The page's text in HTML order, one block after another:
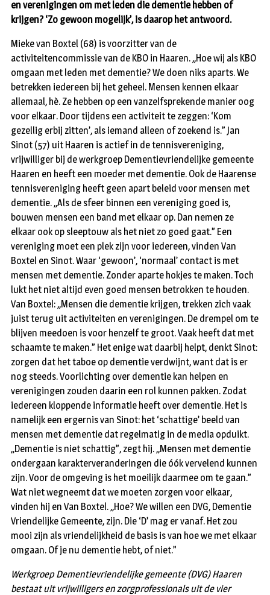
en verenigingen om met leden die dementie hebben of
krijgen? ‘Zo gewoon mogelijk’, is daarop het antwoord.
Mieke van Boxtel (68) is voorzitter van de
activiteitencommissie van de KBO in Haaren. ,,Hoe wij als KBO
omgaan met leden met dementie? We doen niks aparts. We
betrekken iedereen bij het geheel. Mensen kennen elkaar
allemaal, hè. Ze hebben op een vanzelfsprekende manier oog
voor elkaar. Door tijdens een activiteit te zeggen: ‘Kom
gezellig erbij zitten’, als iemand alleen of zoekend is.” Jan
Sinot (57) uit Haaren is actief in de tennisvereniging,
vrijwilliger bij de werkgroep Dementievriendelijke gemeente
Haaren en heeft een moeder met dementie. Ook de Haarense
tennisvereniging heeft geen apart beleid voor mensen met
dementie. ,,Als de sfeer binnen een vereniging goed is,
bouwen mensen een band met elkaar op. Dan nemen ze
elkaar ook op sleeptouw als het niet zo goed gaat.” Een
vereniging moet een plek zijn voor iedereen, vinden Van
Boxtel en Sinot. Waar ‘gewoon’, ‘normaal’ contact is met
mensen met dementie. Zonder aparte hokjes te maken. Toch
lukt het niet altijd even goed mensen betrokken te houden.
Van Boxtel: ,,Mensen die dementie krijgen, trekken zich vaak
juist terug uit activiteiten en verenigingen. De drempel om te
blijven meedoen is voor henzelf te groot. Vaak heeft dat met
schaamte te maken.” Het enige wat daarbij helpt, denkt Sinot:
zorgen dat het taboe op dementie verdwijnt, want dat is er
nog steeds. Voorlichting over dementie kan helpen en
verenigingen zouden daarin een rol kunnen pakken. Zodat
iedereen kloppende informatie heeft over dementie. Het is
namelijk een ergernis van Sinot: het ‘schattige’ beeld van
mensen met dementie dat regelmatig in de media opduikt.
,,Dementie is niet schattig”, zegt hij. ,,Mensen met dementie
ondergaan karakterveranderingen die óók vervelend kunnen
zijn. Voor de omgeving is het moeilijk daarmee om te gaan.”
Wat niet wegneemt dat we moeten zorgen voor elkaar,
vinden hij en Van Boxtel. ,,Hoe? We willen een DVG, Dementie
Vriendelijke Gemeente, zijn. Die ‘D’ mag er vanaf. Het zou
mooi zijn als vriendelijkheid de basis is van hoe we met elkaar
omgaan. Of je nu dementie hebt, of niet.”
Werkgroep Dementievriendelijke gemeente (DVG) Haaren
bestaat uit vrijwilligers en zorgprofessionals uit de vier